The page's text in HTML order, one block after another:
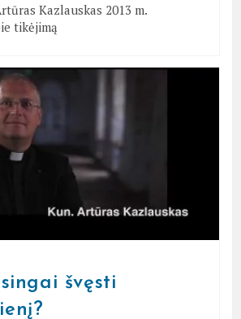
Kazlauskas 2013 m.
tikėjimą
švęsti